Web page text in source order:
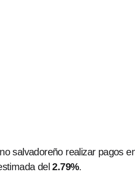
salvadoreño realizar pagos
del2.79%.